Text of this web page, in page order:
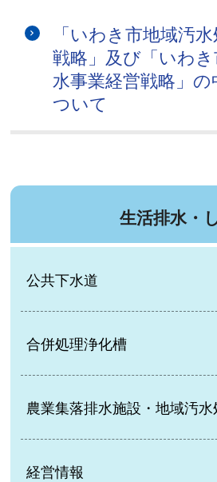
「いわき市地域汚
戦略」及び「いわ
水事業経営戦略」の
ついて
生活排水・
公共下水道
合併処理浄化槽
農業集落排水施設・地域汚水
経営情報